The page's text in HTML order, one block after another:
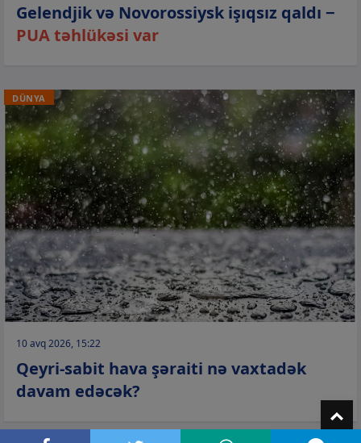
Gelendjik və Novorossiysk işıqsız qaldı −
PUA təhlükəsi var
DÜNYA
10 avq 2026, 15:22
Qeyri-sabit hava şəraiti nə vaxtadək
davam edəcək?